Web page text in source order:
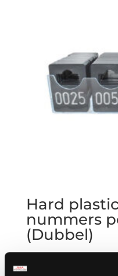
Hard
nummers
(Dubbel)